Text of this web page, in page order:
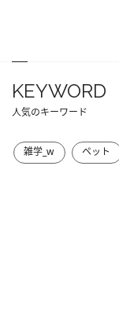
KEYWORD
人気のキーワード
雑学_w ペット